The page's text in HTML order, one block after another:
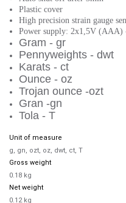
Plastic cover
High precision strain gauge
Power supply: 2x1,5V (AAA)
Gram - gr
Pennyweights - dwt
Karats - ct
Ounce - oz
Trojan ounce -ozt
Gran -gn
Tola - T
Unit of measure
g, gn, ozt, oz, dwt, ct, T
Gross weight
0.18 kg
Net weight
0.12 kg